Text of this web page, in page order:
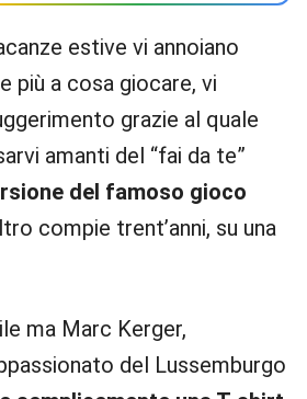
estive vi annoiano
più a cosa giocare, vi
grazie al quale
amanti del “fai da te”
del famoso gioco
compie trent’anni, su una
ma Marc Kerger,
del Lussemburgo